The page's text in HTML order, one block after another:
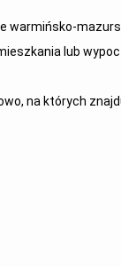
warmińsko-
lub
na których